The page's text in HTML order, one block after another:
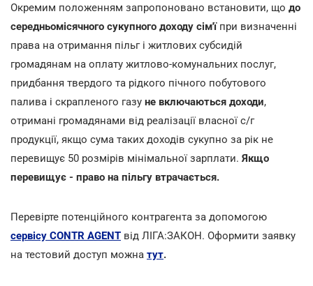
Окремим положенням запропоновано встановити, що до
середньомісячного сукупного доходу сім'їпри визначенні
права на отримання пільг і житлових субсидій
громадянам на оплату житлово-комунальних послуг,
придбання твердого та рідкого пічного побутового
палива і скрапленого газу не включаються доходи,
отримані громадянами від реалізації власної с/г
продукції, якщо сума таких доходів сукупно за рік не
перевищує 50 розмірів мінімальної зарплати. Якщо
перевищує - право на пільгу втрачається.
Перевірте потенційного контрагента за допомогою
сервісу CONTR AGENT від ЛІГА:ЗАКОН. Оформити заявку
на тестовий доступ можна тут.